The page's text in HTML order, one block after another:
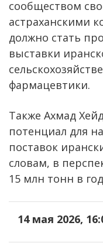
сообществом
астраханскими
должно стать
выставки
фармацевтики.
Также Ахмад
потенциал для
поставок
словам, в
15 млн тонн в
14 мая 2026,